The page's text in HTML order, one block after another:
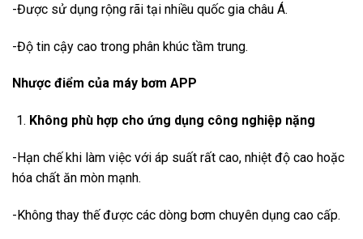
-Được sử dụng rộng rãi tại nhiều quốc gia châu Á.
-Độ tin cậy cao trong phân khúc tầm trung.
Nhược điểm của máy bơm APP
Không phù hợp cho ứng dụng công nghiệp nặng
-Hạn chế khi làm việc với áp suất rất cao, nhiệt độ cao hoặc
hóa chất ăn mòn mạnh.
-Không thay thế được các dòng bơm chuyên dụng cao cấp.